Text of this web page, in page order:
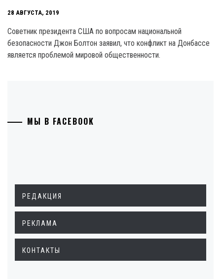
28 АВГУСТА, 2019
Советник президента США по вопросам национальной
безопасности Джон Болтон заявил, что конфликт на Донбассе
является проблемой мировой общественности.
МЫ В FACEBOOK
РЕДАКЦИЯ
РЕКЛАМА
КОНТАКТЫ